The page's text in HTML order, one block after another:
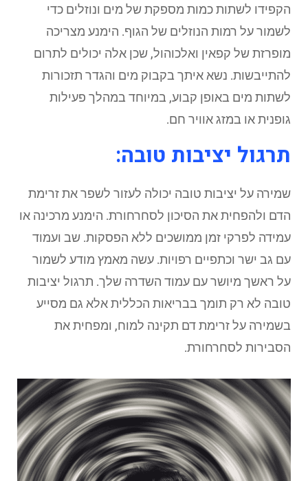
הקפידו לשתות כמות מספקת של מים ונוזלים כדי
לשמור על רמות הנוזלים של הגוף. הימנע מצריכה
מופרזת של קפאין ואלכוהול, שכן אלה יכולים לתרום
להתייבשות. נשא איתך בקבוק מים והגדר תזכורות
לשתות מים באופן קבוע, במיוחד במהלך פעילות
גופנית או במזג אוויר חם.
תרגול יציבות טובה:
שמירה על יציבות טובה יכולה לעזור לשפר את זרימת
הדם ולהפחית את הסיכון לסחרחורת. הימנע מרכינה או
עמידה לפרקי זמן ממושכים ללא הפסקות. שב ועמוד
עם גב ישר וכתפיים רפויות. עשה מאמץ מודע לשמור
על ראשך מיושר עם עמוד השדרה שלך. תרגול יציבות
טובה לא רק תומך בבריאות הכללית אלא גם מסייע
בשמירה על זרימת דם תקינה למוח, ומפחית את
הסבירות לסחרחורת.